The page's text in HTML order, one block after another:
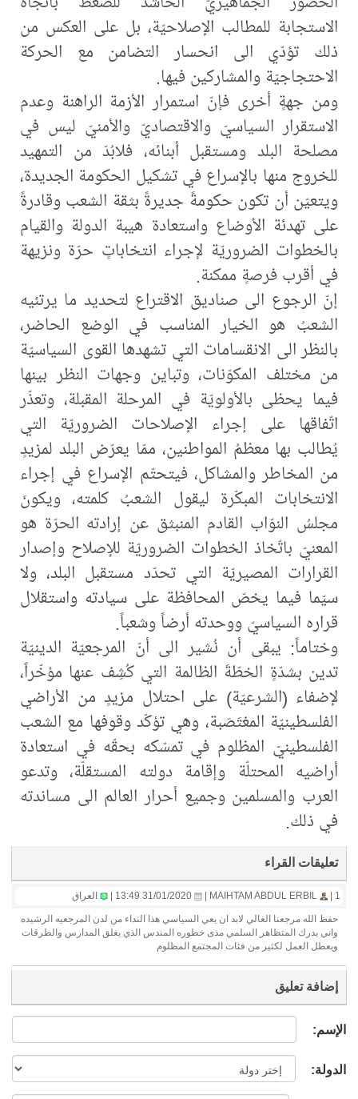
الاستجابة للمطالب الإصلاحيّة، بل على العكس من
ذلك تؤدّي الى انحسار التضامن مع الحركة
الاحتجاجيّة والمشاركين فيها.
ومن جهةٍ أخرى فإنّ استمرار الأزمة الراهنة وعدم
الاستقرار السياسيّ والاقتصاديّ والأمنيّ ليس في
مصلحة البلد ومستقبل أبنائه، فلابُدّ من التمهيد
للخروج منها بالإسراع في تشكيل الحكومة الجديدة،
ويتعيّن أن تكون حكومةً جديرةً بثقة الشعب وقادرةً
على تهدئة الأوضاع واستعادة هيبة الدولة والقيام
بالخطوات الضروريّة لإجراء انتخاباتٍ حرّة ونزيهة
في أقرب فرصةٍ ممكنة.
إنّ الرجوع الى صناديق الاقتراع لتحديد ما يرتئيه
الشعبُ هو الخيار المناسب في الوضع الحاضر،
بالنظر الى الانقسامات التي تشهدها القوى السياسيّة
من مختلف المكوّنات، وتباين وجهات النظر بينها
فيما يحظى بالأولويّة في المرحلة المقبلة، وتعذّر
اتّفاقها على إجراء الإصلاحات الضروريّة التي
يُطالب بها معظمُ المواطنين، ممّا يعرّض البلد لمزيدٍ
من المخاطر والمشاكل، فيتحتّم الإسراع في إجراء
الانتخابات المبكّرة ليقول الشعبُ كلمته، ويكونَ
مجلسُ النوّاب القادم المنبثق عن إرادته الحرّة هو
المعنيّ باتّخاذ الخطوات الضروريّة للإصلاح وإصدار
القرارات المصيريّة التي تحدّد مستقبل البلد، ولا
سيّما فيما يخصّ المحافظة على سيادته واستقلال
قراره السياسيّ ووحدته أرضاً وشعباً.
وختاماً: يبقى أن نُشير الى أنّ المرجعيّة الدينيّة
تدين بشدّةٍ الخطّةَ الظالمة التي كُشِف عنها مؤخّراً،
لإضفاء (الشرعيّة) على احتلال مزيدٍ من الأراضي
الفلسطينيّة المغتَصَبة، وهي تؤكّد وقوفها مع الشعب
الفلسطينيّ المظلوم في تمسّكه بحقّه في استعادة
أراضيه المحتلّة وإقامة دولته المستقلّة، وتدعو
العرب والمسلمين وجميع أحرار العالم الى مساندته
في ذلك.
تعليقات القراء
1 | العراق
حفظ الله مرجعنا الغالي لابد ان يعي السياسي هذا النداء من لدن المرجعيه الرشيده
واني يدرك المتظاهر السلمي مدى خطوره المندس الذي يغلق المدارس والطرقات
ويعطل العمل لكثير من فئات المجتمع المظلوم
إضافة تعليق
الإسم:
الدولة: